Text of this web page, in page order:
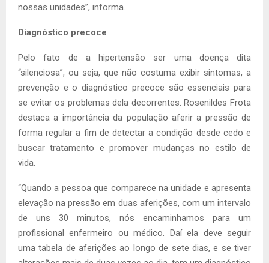
nossas unidades”, informa.
Diagnóstico precoce
Pelo fato de a hipertensão ser uma doença dita
“silenciosa”, ou seja, que não costuma exibir sintomas, a
prevenção e o diagnóstico precoce são essenciais para
se evitar os problemas dela decorrentes. Rosenildes Frota
destaca a importância da população aferir a pressão de
forma regular a fim de detectar a condição desde cedo e
buscar tratamento e promover mudanças no estilo de
vida.
“Quando a pessoa que comparece na unidade e apresenta
elevação na pressão em duas aferições, com um intervalo
de uns 30 minutos, nós encaminhamos para um
profissional enfermeiro ou médico. Daí ela deve seguir
uma tabela de aferições ao longo de sete dias, e se tiver